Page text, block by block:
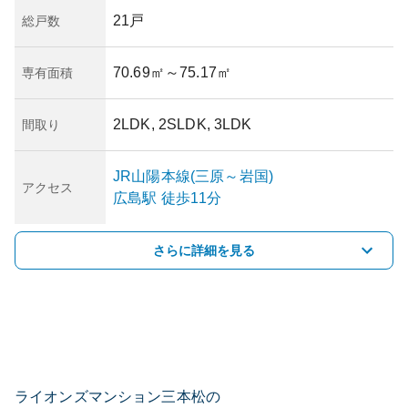
総戸数 21戸
専有面積 70.69㎡ ～75.17㎡
間取り 2LDK, 2SLDK, 3LDK
アクセス
JR山陽本線(三原～岩国)
広島駅 徒歩11分
さらに詳細を見る
ライオンズマンション三本松の